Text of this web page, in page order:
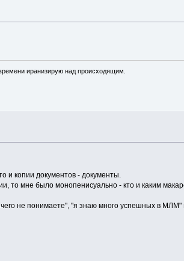
иранизирую над происходящим.
и копии документов - документы.
то мне было монопенисуально - кто и каким
не понимаете", "я знаю много успешных в МЛМ"